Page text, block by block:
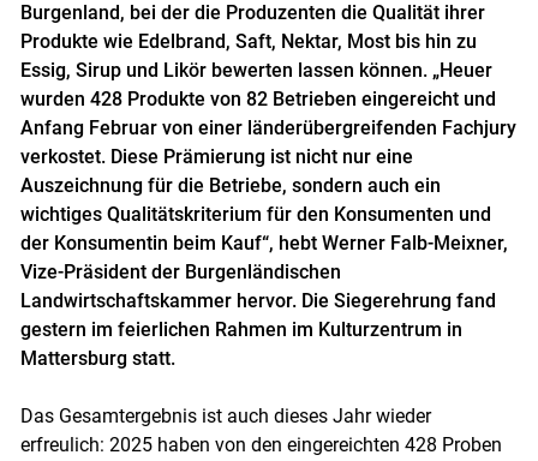
Burgenland, bei der die Produzenten die Qualität ihrer
Produkte wie Edelbrand, Saft, Nektar, Most bis hin zu
Essig, Sirup und Likör bewerten lassen können. „Heuer
wurden 428 Produkte von 82 Betrieben eingereicht und
Anfang Februar von einer länderübergreifenden Fachjury
verkostet. Diese Prämierung ist nicht nur eine
Auszeichnung für die Betriebe, sondern auch ein
wichtiges Qualitätskriterium für den Konsumenten und
der Konsumentin beim Kauf“, hebt Werner Falb-Meixner,
Vize-Präsident der Burgenländischen
Landwirtschaftskammer hervor. Die Siegerehrung fand
gestern im feierlichen Rahmen im Kulturzentrum in
Mattersburg statt.
Das Gesamtergebnis ist auch dieses Jahr wieder
erfreulich: 2025 haben von den eingereichten 428 Proben